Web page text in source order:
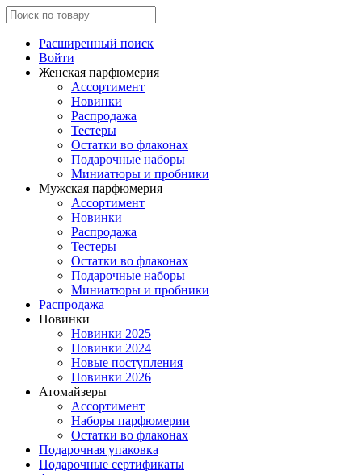
Расширенный поиск
Войти
Женская парфюмерия
Ассортимент
Новинки
Распродажа
Тестеры
Остатки во флаконах
Подарочные наборы
Миниатюры и пробники
Мужская парфюмерия
Ассортимент
Новинки
Распродажа
Тестеры
Остатки во флаконах
Подарочные наборы
Миниатюры и пробники
Распродажа
Новинки
Новинки 2025
Новинки 2024
Новые поступления
Новинки 2026
Атомайзеры
Ассортимент
Наборы парфюмерии
Остатки во флаконах
Подарочная упаковка
Подарочные сертификаты